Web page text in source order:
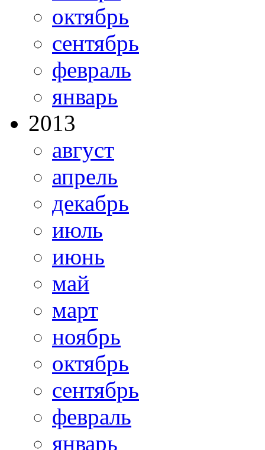
октябрь
сентябрь
февраль
январь
2013
август
апрель
декабрь
июль
июнь
май
март
ноябрь
октябрь
сентябрь
февраль
январь